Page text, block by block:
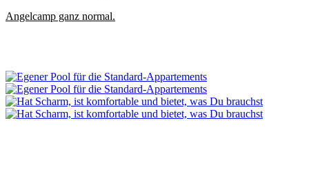
Angelcamp ganz normal.